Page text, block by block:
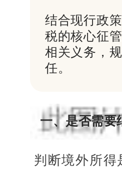
结合现行政
税的核心征
相关义务，
任。
一、是否需
判断境外所得